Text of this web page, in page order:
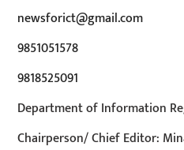
newsforict@gmail.com
9851051578
9818525091
Department of Information
Chairperson/ Chief Editor: